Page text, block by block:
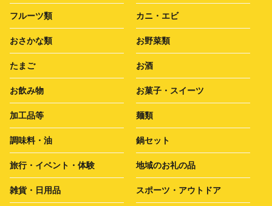
フルーツ類 カニ・エビ
おさかな類 お野菜類
たまご お酒
お飲み物 お菓子・スイーツ
加工品等 麺類
調味料・油 鍋セット
旅行・イベント・体験 地域のお礼の品
雑貨・日用品 スポーツ・アウトドア